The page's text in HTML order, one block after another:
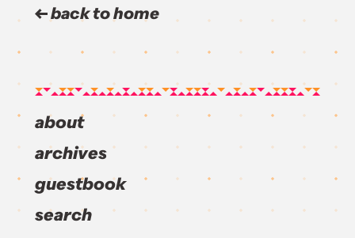
back to home
about
archives
guestbook
search